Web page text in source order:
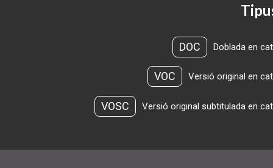
DOC Doblada en
VOC Versió original en
VOSC Versió original subtitulada en